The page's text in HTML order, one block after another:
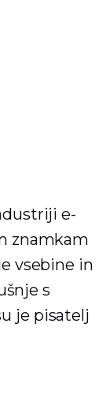
e-
znamkam
vsebine in
s
je pisatelj